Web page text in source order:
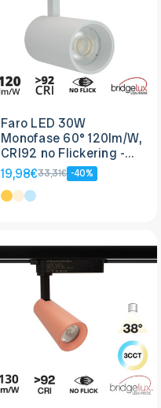
Faro LED 30W
Monofase 60° 120lm/W,
CRI92 no Flickering -
BRIDGELUX LED
19,98€33,31€ -40%